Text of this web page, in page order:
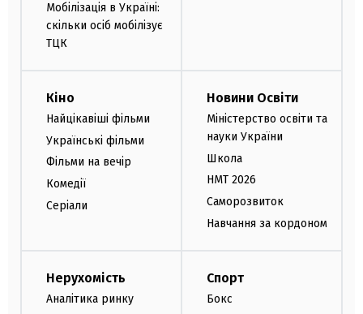
Мобілізація в Україні:
скільки осіб мобілізує
ТЦК
Кіно
Найцікавіші фільми
Українські фільми
Фільми на вечір
Комедії
Серіали
Новини Освіти
Міністерство освіти та
науки України
Школа
НМТ 2026
Саморозвиток
Навчання за кордоном
Нерухомість
Аналітика ринку
Спорт
Бокс